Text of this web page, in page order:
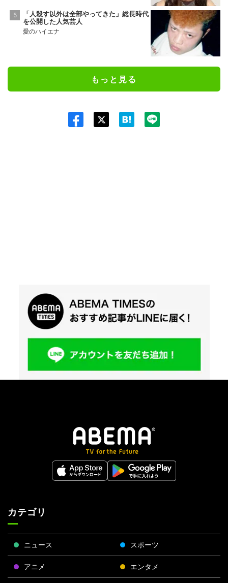
「人殺す以外は全部やってきた」総長時代
を公開した人気芸人
愛のハイエナ
もっと見る
カテゴリ
ニュース スポーツ
アニメ エンタメ